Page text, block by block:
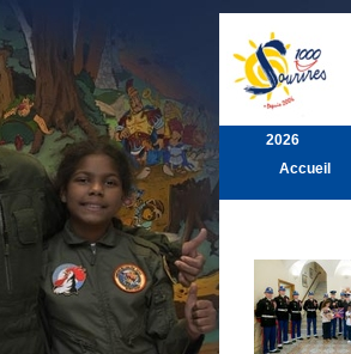
2026
Accueil